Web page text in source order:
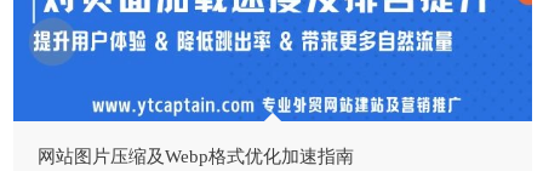
网站图片压缩及Webp格式优化加速指南